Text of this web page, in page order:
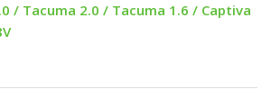
/ Tacuma 2.0 / Tacuma 1.6 / Captiva